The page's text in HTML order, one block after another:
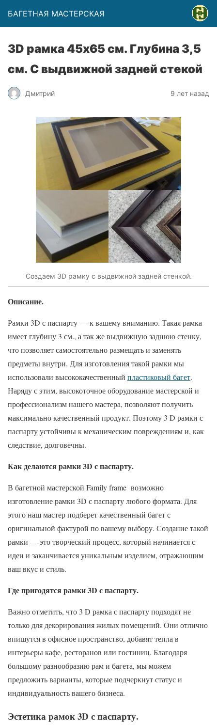
БАГЕТНАЯ МАСТЕРСКАЯ
3D рамка 45х65 см. Глубина 3,5
см. С выдвижной задней стекой
Дмитрий 9 лет назад
Создаем 3D рамку с выдвижной задней стенкой.
Описание.
Рамки 3D с паспарту — к вашему вниманию. Такая рамка
имеет глубину 3 см., а так же выдвижную заднюю стенку,
что позволяет самостоятельно размещать и заменять
предметы внутри. Для изготовления такой рамки мы
использовали высококачественный пластиковый багет.
Наряду с этим, высокоточное оборудование мастерской и
профессионализм нашего мастера, позволяют получить
максимально качественный продукт. Поэтому 3 D рамки с
паспарту устойчивы к механическим повреждениям и, как
следствие, долговечны.
Как делаются рамки 3D с паспарту.
В багетной мастерской Family frame возможно
изготовление рамки 3D с паспарту любого формата. Для
этого наш мастер подберет качественный багет с
оригинальной фактурой по вашему выбору. Создание такой
рамки — это творческий процесс, который начинается с
идеи и заканчивается уникальным изделием, отражающим
ваш вкус и стиль.
Где пригодятся рамки 3D с паспарту.
Важно отметить, что 3 D рамка с паспарту подходят не
только для декорирования жилых помещений. Они отлично
впишутся в офисное пространство, добавят тепла в
интерьеры кафе, ресторанов или гостиниц. Благодаря
большому разнообразию рам и багета, мы можем
предложить варианты, которые подчеркнут статус и
индивидуальность вашего бизнеса.
Эстетика рамок3D с паспарту.